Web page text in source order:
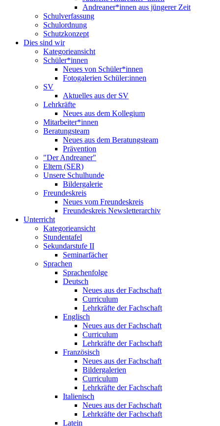
Andreaner*innen aus jüngerer Zeit
Schulverfassung
Schulordnung
Schutzkonzept
Dies sind wir
Kategorieansicht
Schüler*innen
Neues von Schüler*innen
Fotogalerien Schüler:innen
SV
Aktuelles aus der SV
Lehrkräfte
Neues aus dem Kollegium
Mitarbeiter*innen
Beratungsteam
Neues aus dem Beratungsteam
Prävention
"Der Andreaner"
Eltern (SER)
Unsere Schulhunde
Bildergalerie
Freundeskreis
Neues vom Freundeskreis
Freundeskreis Newsletterarchiv
Unterricht
Kategorieansicht
Stundentafel
Sekundarstufe II
Seminarfächer
Sprachen
Sprachenfolge
Deutsch
Neues aus der Fachschaft
Curriculum
Lehrkräfte der Fachschaft
Englisch
Neues aus der Fachschaft
Curriculum
Lehrkräfte der Fachschaft
Französisch
Neues aus der Fachschaft
Bildergalerien
Curriculum
Lehrkräfte der Fachschaft
Italienisch
Neues aus der Fachschaft
Lehrkräfte der Fachschaft
Latein